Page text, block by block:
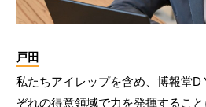
戸田
私たちアイレップを含め、博報堂
ぞれの得意領域で力を発揮するこ